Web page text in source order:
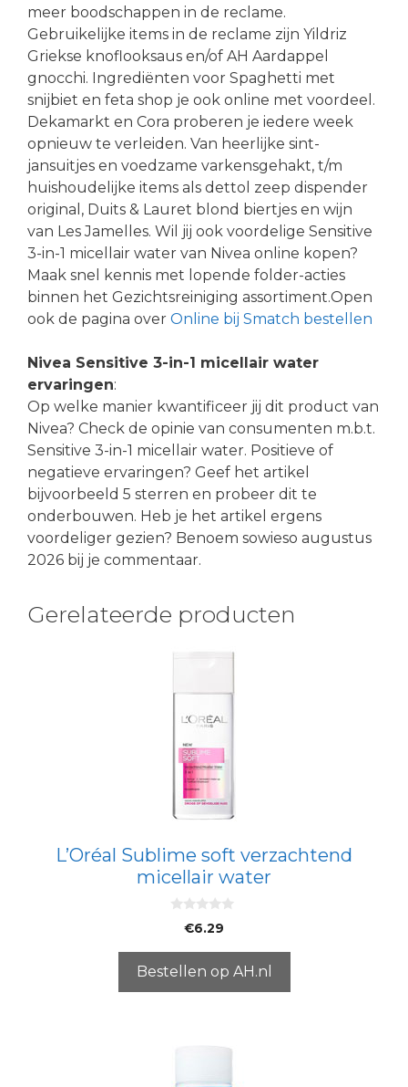
meer boodschappen in de reclame.
Gebruikelijke items in de reclame zijn Yildriz
Griekse knoflooksaus en/of AH Aardappel
gnocchi. Ingrediënten voor Spaghetti met
snijbiet en feta shop je ook online met voordeel.
Dekamarkt en Cora proberen je iedere week
opnieuw te verleiden. Van heerlijke sint-
jansuitjes en voedzame varkensgehakt, t/m
huishoudelijke items als dettol zeep dispender
original, Duits & Lauret blond biertjes en wijn
van Les Jamelles. Wil jij ook voordelige Sensitive
3-in-1 micellair water van Nivea online kopen?
Maak snel kennis met lopende folder-acties
binnen het Gezichtsreiniging assortiment.Open
ook de pagina over Online bij Smatch bestellen
Nivea Sensitive 3-in-1 micellair water
ervaringen:
Op welke manier kwantificeer jij dit product van
Nivea? Check de opinie van consumenten m.b.t.
Sensitive 3-in-1 micellair water. Positieve of
negatieve ervaringen? Geef het artikel
bijvoorbeeld 5 sterren en probeer dit te
onderbouwen. Heb je het artikel ergens
voordeliger gezien? Benoem sowieso augustus
2026 bij je commentaar.
Gerelateerde producten
L’Oréal Sublime soft verzachtend
micellair water
5
€6.29
Bestellen op AH.nl